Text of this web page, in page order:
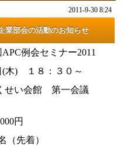
2011-9-30 8:24
業部会の活動のお知らせ
例会セミナー2011
(木) １８：３０～
せい会館 第一会議
円
（先着）